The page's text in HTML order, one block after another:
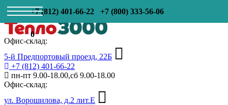
+7 (812) 401-66-22 +7 (800) 333-56-06
0
Офис-склад:
5-й Предпортовый проезд, 22Б
+7 (812) 401-66-22
пн-пт 9.00-18.00,сб 9.00-18.00
Офис-склад:
ул. Ворошилова, д.2 лит.Е